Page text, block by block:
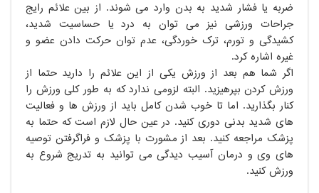
ضربه یا فشار شدید به بدن وارد می شوند. از بین علائم رایج
جراحات ورزشی نیز می توان به درد یا حساسیت شدید،
کشیدگی و تورم، ترک خوردگی، عدم توان حرکت دادن عضو و
غیره اشاره کرد.
اگر شما هم بعد از ورزش یکی از این علائم را دارید حتما از
ورزش کردن بپرهیزید. البته لزومی ندارد که به طور کلی ورزش را
کنار بگذارید. اما تا خوب شدن کامل باید از ورزش ها و فعالیت
های شدید بدنی دوری کنید. در عین حال لازم است که حتما به
پزشک مراجعه کنید. بعد از مشورت با پزشک و فراگرفتن توصیه
های وی و درمان آسیب دیدگی می توانید به تدریج شروع به
ورزش کنید.